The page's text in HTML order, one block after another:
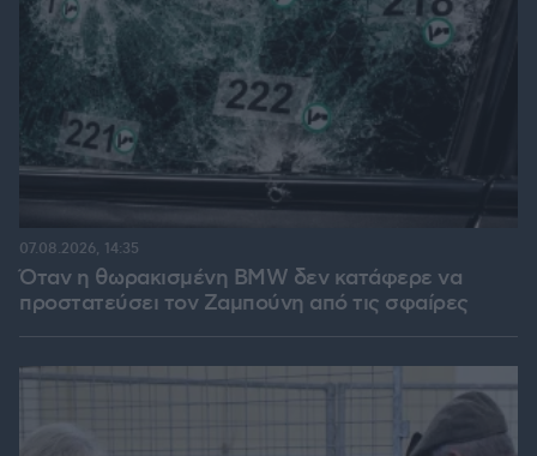
Όταν η θωρακισμένη BMW δεν κατάφερε να
προστατεύσει τον Ζαμπούνη από τις σφαίρες
07.08.2026, 14:35